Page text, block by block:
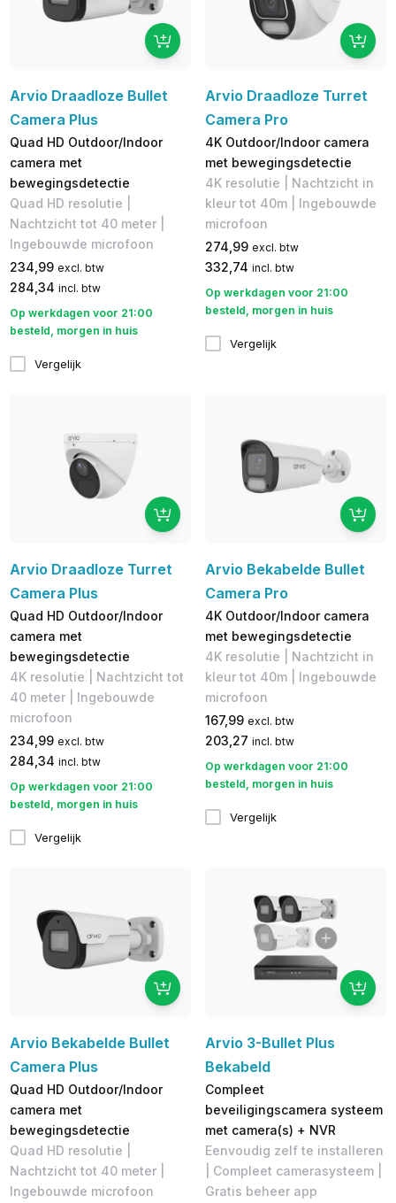
Arvio Draadloze Bullet
Camera Plus
Quad HD Outdoor/Indoor
camera met
bewegingsdetectie
Quad HD resolutie |
Nachtzicht tot 40 meter |
Ingebouwde microfoon
234,99 excl. btw
284,34 incl. btw
Op werkdagen voor 21:00
besteld, morgen in huis
Vergelijk
Arvio Draadloze Turret
Camera Pro
4K Outdoor/Indoor camera
met bewegingsdetectie
4K resolutie | Nachtzicht in
kleur tot 40m | Ingebouwde
microfoon
274,99 excl. btw
332,74 incl. btw
Op werkdagen voor 21:00
besteld, morgen in huis
Vergelijk
Arvio Draadloze Turret
Camera Plus
Quad HD Outdoor/Indoor
camera met
bewegingsdetectie
4K resolutie | Nachtzicht tot
40 meter | Ingebouwde
microfoon
234,99 excl. btw
284,34 incl. btw
Op werkdagen voor 21:00
besteld, morgen in huis
Vergelijk
Arvio Bekabelde Bullet
Camera Pro
4K Outdoor/Indoor camera
met bewegingsdetectie
4K resolutie | Nachtzicht in
kleur tot 40m | Ingebouwde
microfoon
167,99 excl. btw
203,27 incl. btw
Op werkdagen voor 21:00
besteld, morgen in huis
Vergelijk
Arvio Bekabelde Bullet
Camera Plus
Quad HD Outdoor/Indoor
camera met
bewegingsdetectie
Quad HD resolutie |
Nachtzicht tot 40 meter |
Ingebouwde microfoon
Arvio 3-Bullet Plus
Bekabeld
Compleet
beveiligingscamera systeem
met camera(s) + NVR
Eenvoudig zelf te installeren
| Compleet camerasysteem |
Gratis beheer app